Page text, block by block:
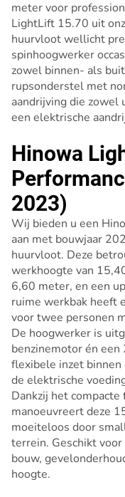
meter voor
LightLift 15.70 uit
huurvloot wellicht
spinhoogwerker
zowel binnen- als
rupsonderstel met
aandrijving die zowel
een elektrische
Hinowa
2023)
Wij bieden u een
aan met bouwjaar
huurvloot. Deze
werkhoogte van
6,60 meter, en een
ruime werkbak heeft
voor twee personen
De hoogwerker is
benzinemotor én
flexibele inzet binnen
de elektrische
Dankzij het
manoeuvreert deze
moeiteloos door
terrein. Geschikt
bouw,
hoogte.